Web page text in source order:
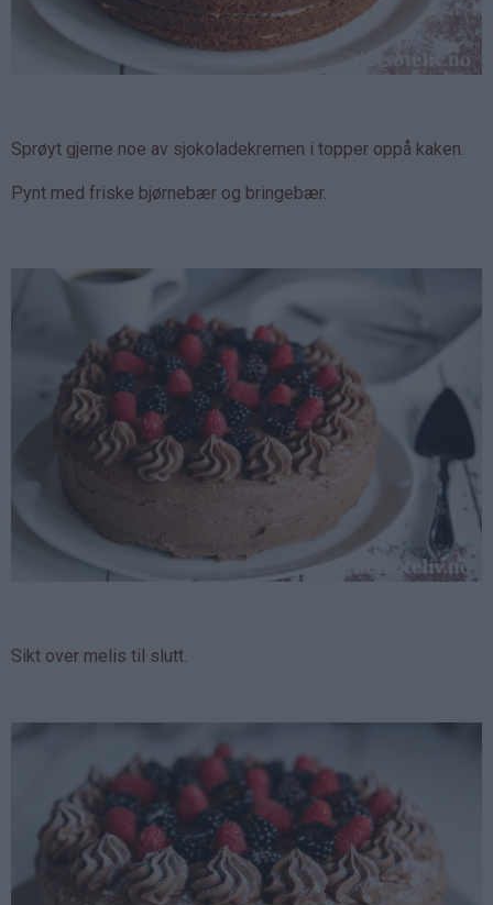
Sprøyt gjerne noe av sjokoladekremen i topper oppå kaken.
Pynt med friske bjørnebær og bringebær.
Sikt over melis til slutt.